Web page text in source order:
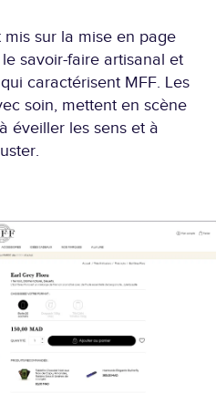
sur la mise en page
savoir-faire artisanal et
caractérisent MFF. Les
soin, mettent en scène
éveiller les sens et à